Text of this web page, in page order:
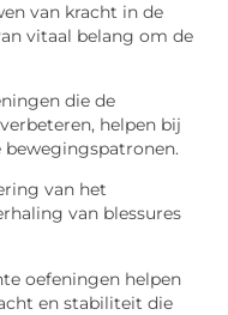
van kracht in de
vitaal belang om de
die de
helpen bij
van het
van blessures
oefeningen helpen
en stabiliteit die